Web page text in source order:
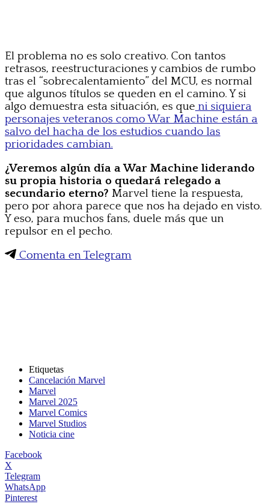
El problema no es solo creativo. Con tantos
retrasos, reestructuraciones y cambios de rumbo
tras el “sobrecalentamiento” del MCU, es normal
que algunos títulos se queden en el camino. Y si
algo demuestra esta situación, es que ni siquiera
personajes veteranos como War Machine están a
salvo del hacha de los estudios cuando las
prioridades cambian.
¿Veremos algún día a War Machine liderando
su propia historia o quedará relegado a
secundario eterno? Marvel tiene la respuesta,
pero por ahora parece que nos ha dejado en visto.
Y eso, para muchos fans, duele más que un
repulsor en el pecho.
Comenta en Telegram
Etiquetas
Cancelación Marvel
Marvel
Marvel 2025
Marvel Comics
Marvel Studios
Noticia cine
Facebook
X
Telegram
WhatsApp
Pinterest